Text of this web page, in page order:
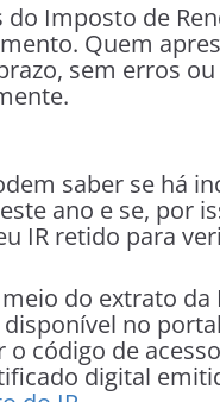
Imposto de
Quem
sem erros
saber se há
ano e se, por
IR retido para
do extrato da
no
o código de
digital